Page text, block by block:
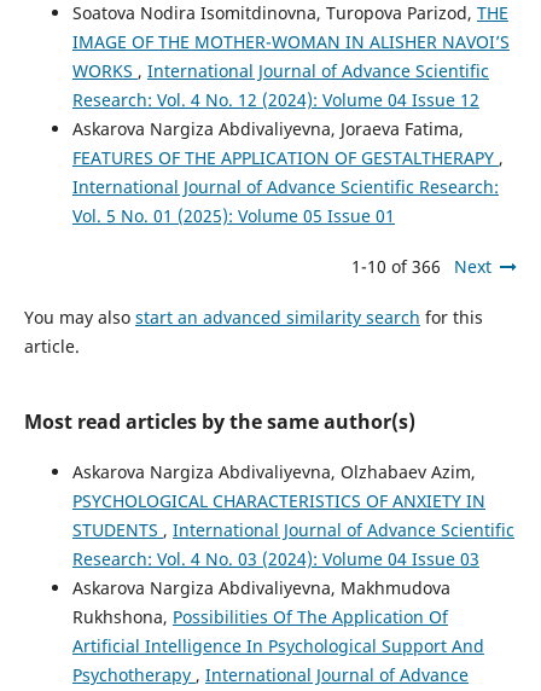
Soatova Nodira Isomitdinovna, Turopova Parizod, THE
IMAGE OF THE MOTHER-WOMAN IN ALISHER NAVOI’S
WORKS , International Journal of Advance Scientific
Research: Vol. 4 No. 12 (2024): Volume 04 Issue 12
Askarova Nargiza Abdivaliyevna, Joraeva Fatima,
FEATURES OF THE APPLICATION OF GESTALTHERAPY ,
International Journal of Advance Scientific Research:
Vol. 5 No. 01 (2025): Volume 05 Issue 01
1-10 of 366 Next
You may also start an advanced similarity search for this
article.
Most read articles by the same author(s)
Askarova Nargiza Abdivaliyevna, Olzhabaev Azim,
PSYCHOLOGICAL CHARACTERISTICS OF ANXIETY IN
STUDENTS , International Journal of Advance Scientific
Research: Vol. 4 No. 03 (2024): Volume 04 Issue 03
Askarova Nargiza Abdivaliyevna, Makhmudova
Rukhshona, Possibilities Of The Application Of
Artificial Intelligence In Psychological Support And
Psychotherapy , International Journal of Advance